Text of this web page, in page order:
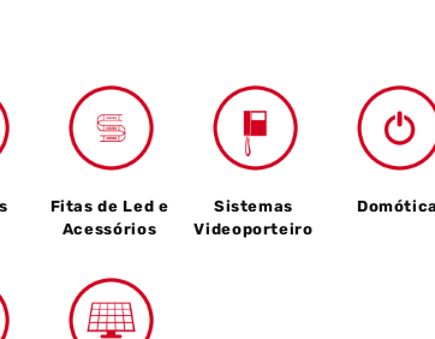
Fitas de Led e
Acessórios
Sistemas
Videoporteiro
Domótica